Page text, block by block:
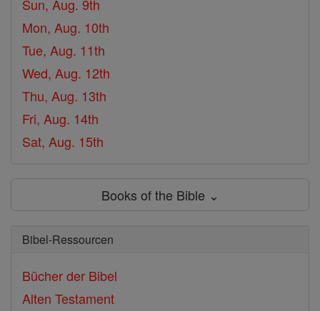
Sun, Aug. 9th
Mon, Aug. 10th
Tue, Aug. 11th
Wed, Aug. 12th
Thu, Aug. 13th
Fri, Aug. 14th
Sat, Aug. 15th
Books of the Bible ⌄
Bibel-Ressourcen
Bücher der Bibel
Alten Testament